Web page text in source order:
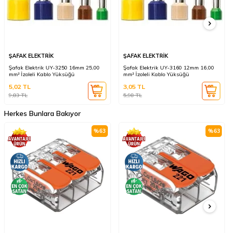
ŞAFAK ELEKTRİK
Şafak Elektrik UY-3250 16mm 25,00
mm² İzoleli Kablo Yüksüğü
9,83TL
5,02 TL
ŞAFAK ELEKTRİK
Şafak Elektrik UY-3160 12mm 16,00
mm² İzoleli Kablo Yüksüğü
5,98TL
3,05TL
Herkes Bunlara Bakıyor
%63 %63